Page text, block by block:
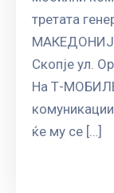
третата
Скопје ул.
На Т-
ќе му се […]